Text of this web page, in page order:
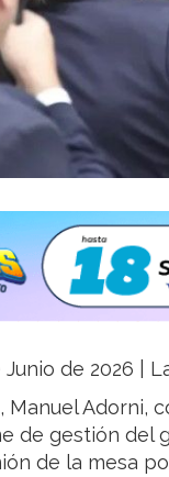
Junio de 2026 |
Manuel Adorni,
de gestión del
de la mesa